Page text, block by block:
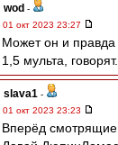
wod -
01 окт 2023 23:27
Может он и правда
1,5 мульта, говорят.
slava1 -
01 окт 2023 23:23
Вперёд